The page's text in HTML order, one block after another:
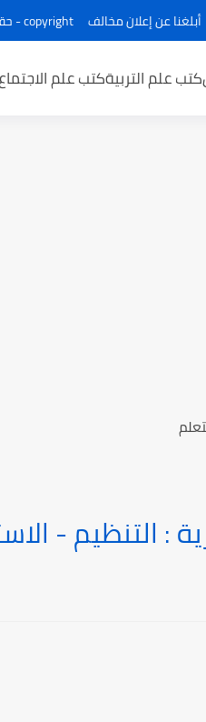
أبلغنا عن إعلان مخالف copyright - حقوق الملكية
كتب علم التربيةكتب علم
: التنظيم -